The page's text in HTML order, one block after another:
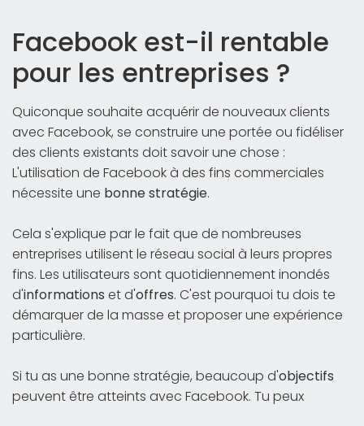
Facebook est-il rentable
pour les entreprises ?
Quiconque souhaite acquérir de nouveaux clients
avec Facebook, se construire une portée ou fidéliser
des clients existants doit savoir une chose :
L'utilisation de Facebook à des fins commerciales
nécessite une bonne stratégie.
Cela s'explique par le fait que de nombreuses
entreprises utilisent le réseau social à leurs propres
fins. Les utilisateurs sont quotidiennement inondés
d'informations et d'offres. C'est pourquoi tu dois te
démarquer de la masse et proposer une expérience
particulière.
Si tu as une bonne stratégie, beaucoup d'objectifs
peuvent être atteints avec Facebook. Tu peux